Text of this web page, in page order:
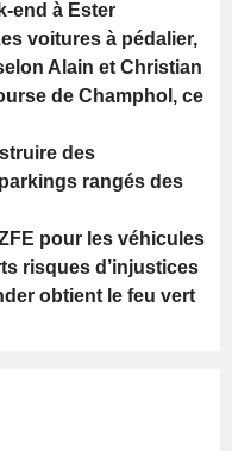
end à Ester
voitures à pédalier,
Alain et Christian
de Champhol, ce
des
rangés des
pour les véhicules
risques d’injustices
obtient le feu vert